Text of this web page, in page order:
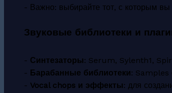
- Важно: выбирайте тот, с которым вы
Звуковые библиотеки и
- Синтезаторы: Serum, Sylenth1,
- Барабанные библиотеки: Samples
- Vocal chops и эффекты: для